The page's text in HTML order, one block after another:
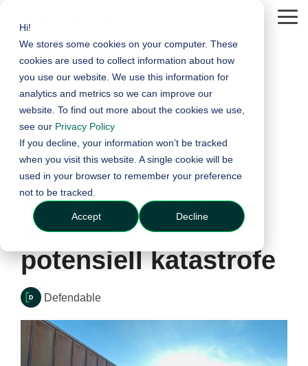
Hi!
We stores some cookies on your computer. These
cookies are used to collect information about how
you use our website. We use this information for
analytics and metrics so we can improve our
website. To find out more about the cookies we use,
see our Privacy Policy
If you decline, your information won’t be tracked
when you visit this website. A single cookie will be
used in your browser to remember your preference
not to be tracked.
Accept Decline
main
content.
5 MIN READ
Dette var grepene
som reddet Gran
kommune fra en
potensiell katastrofe
Defendable